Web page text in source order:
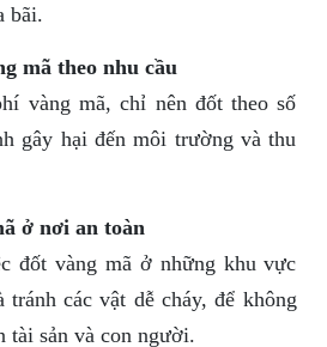
bãi.
mã theo nhu cầu
vàng mã, chỉ nên đốt theo số
gây hại đến môi trường và thu
ở nơi an toàn
đốt vàng mã ở những khu vực
tránh các vật dễ cháy, để không
tài sản và con người.